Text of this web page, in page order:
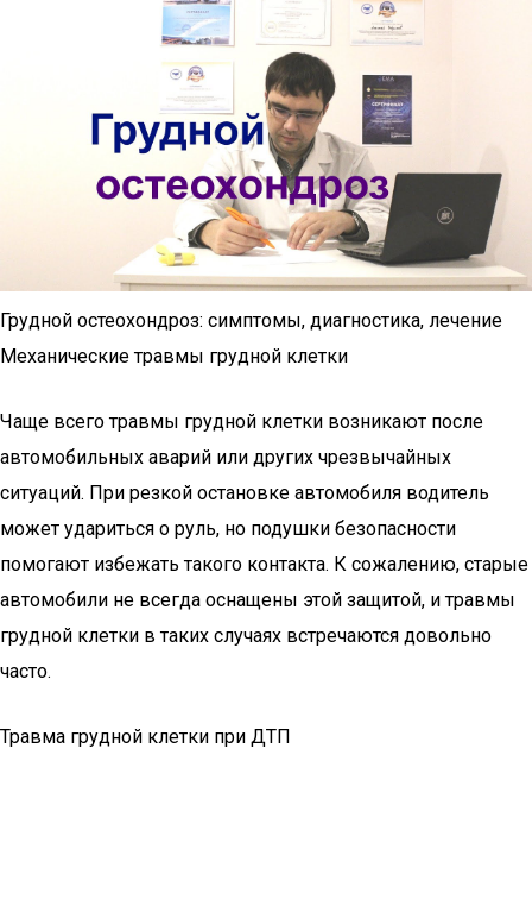
Грудной остеохондроз: симптомы, диагностика, лечение
Механические травмы грудной клетки
Чаще всего травмы грудной клетки возникают после
автомобильных аварий или других чрезвычайных
ситуаций. При резкой остановке автомобиля водитель
может удариться о руль, но подушки безопасности
помогают избежать такого контакта. К сожалению, старые
автомобили не всегда оснащены этой защитой, и травмы
грудной клетки в таких случаях встречаются довольно
часто.
Травма грудной клетки при ДТП